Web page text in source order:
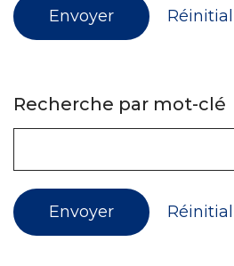
Envoyer
Recherche par mot-clé
Envoyer